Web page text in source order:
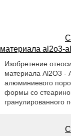
материала al2o3-al
Изобретение
материала Al2O3 -
алюминиевого
формы со
гранулированного